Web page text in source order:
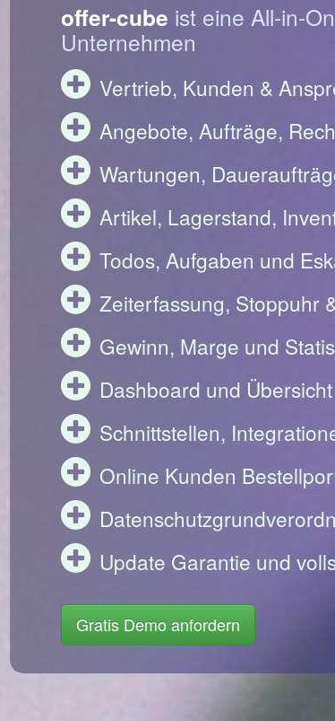
offer-cube ist eine All-in-
Unternehmen
Vertrieb, Kunden &
Angebote, Aufträge,
Wartungen,
Artikel, Lagerstand,
Todos, Aufgaben und
Zeiterfassung, Stoppuhr
Gewinn, Marge und
Dashboard und Übersicht
Schnittstellen,
Online Kunden
Update Garantie und
Gratis Demo anfordern